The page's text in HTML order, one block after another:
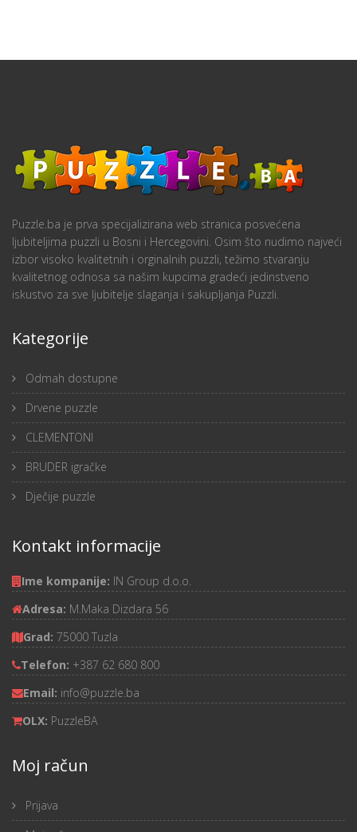
Puzzle.ba je prva specijalizirana web stranica posvećena
ljubiteljima puzzli u Bosni i Hercegovini. Osim što nudimo najveći
izbor visoko kvalitetnih i orginalnih puzzli, težimo stvaranju
kvalitetnog odnosa sa našim kupcima gradeći jedinstveno
iskustvo za sve ljubitelje slaganja i sakupljanja Puzzli.
Kategorije
Odmah dostupne
Drvene puzzle
CLEMENTONI
BRUDER igračke
Dječije puzzle
Kontakt informacije
Ime kompanije: IN Group d.o.o.
Adresa: M.Maka Dizdara 56
Grad: 75000 Tuzla
Telefon: +387 62 680 800
Email: info@puzzle.ba
OLX: PuzzleBA
Moj račun
Prijava